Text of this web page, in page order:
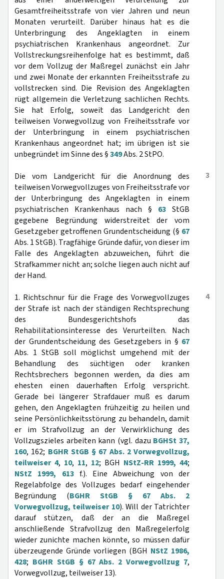
Gesamtfreiheitsstrafe von vier Jahren und neun
Monaten verurteilt. Darüber hinaus hat es die
Unterbringung des Angeklagten in einem
psychiatrischen Krankenhaus angeordnet. Zur
Vollstreckungsreihenfolge hat es bestimmt, daß
vor dem Vollzug der Maßregel zunächst ein Jahr
und zwei Monate der erkannten Freiheitsstrafe zu
vollstrecken sind. Die Revision des Angeklagten
rügt allgemein die Verletzung sachlichen Rechts.
Sie hat Erfolg, soweit das Landgericht den
teilweisen Vorwegvollzug von Freiheitsstrafe vor
der Unterbringung in einem psychiatrischen
Krankenhaus angeordnet hat; im übrigen ist sie
unbegründet im Sinne des §349Abs. 2 StPO.
3
Die vom Landgericht für die Anordnung des
teilweisen Vorwegvollzuges von Freiheitsstrafe vor
der Unterbringung des Angeklagten in einem
psychiatrischen Krankenhaus nach § 63 StGB
gegebene Begründung widerstreitet der vom
Gesetzgeber getroffenen Grundentscheidung (§ 67
Abs. 1 StGB). Tragfähige Gründe dafür, von dieser im
Falle des Angeklagten abzuweichen, führt die
Strafkammer nicht an; solche liegen auch nicht auf
der Hand.
4
1. Richtschnur für die Frage des Vorwegvollzuges
der Strafe ist nach der ständigen Rechtsprechung
des Bundesgerichtshofs das
Rehabilitationsinteresse des Verurteilten. Nach
der Grundentscheidung des Gesetzgebers in § 67
Abs. 1 StGB soll möglichst umgehend mit der
Behandlung des süchtigen oder kranken
Rechtsbrechers begonnen werden, da dies am
ehesten einen dauerhaften Erfolg verspricht.
Gerade bei längerer Strafdauer muß es darum
gehen, den Angeklagten frühzeitig zu heilen und
seine Persönlichkeitsstörung zu behandeln, damit
er im Strafvollzug an der Verwirklichung des
Vollzugszieles arbeiten kann (vgl. dazu BGHSt 37,
160, 162; BGHR StGB § 67 Abs. 2 Vorwegvollzug,
teilweiser 4, 10, 11, 12; BGH NStZ-RR 1999, 44;
NStZ 1999, 613f.). Eine Abweichung von der
Regelabfolge des Vollzuges bedarf eingehender
Begründung (BGHR StGB § 67 Abs. 2
Vorwegvollzug, teilweiser 10). Will der Tatrichter
darauf stützen, daß der an die Maßregel
anschließende Strafvollzug den Maßregelerfolg
wieder zunichte machen könnte, so müssen dafür
überzeugende Gründe vorliegen (BGH NStZ 1986,
428; BGHR StGB § 67 Abs. 2 Vorwegvollzug 7,
Vorwegvollzug, teilweiser 13).